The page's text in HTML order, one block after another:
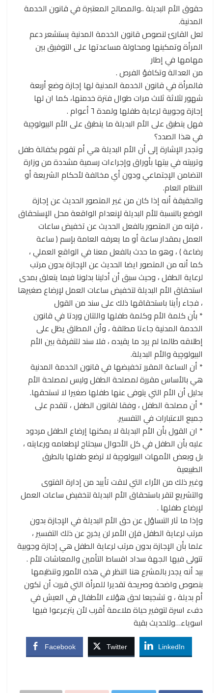
حقوق الأم البديلة ..والمصالح المعتبرة في قانون الخدمة
المدنية.
لعل القارئ لنصوص قانون الخدمة المدنية يستشعر دعم
المرأة وتمكينها ومحاولة مساعدتها على التوفيق بين
مهامها في إطار
من العدالة وتكافؤ الفرص .
فالمرأة في قانون الخدمة المدنية لها إجازة وضع أربعة
شهور لثلاثة ثلاث مرات طوال فترة خدمتها، كما ان لها
إجازة وجوبية لرعاية طفلها ولمدة ٦ أعوام .
فهل ينطبق على الأم البديلة ما ينطبق على الأم البيولوچية
في هذا الصدد؟
وتجدر الإشارة إلى أن الأم البديلة هي أم تقوم بكفالة طفل
وتربيته في بيتها بأوراق وإجراءات رسمية مشددة من وزارة
التضامن الإجتماعي ودون أي مخالفة لأحكام الشريعة أو
النظام العام.
والحقيقة أنه إذا كان من غير المتصور الحديث عن إجازة
الوضع بالنسبة للأم البديلة لإنعدام الواقعة محل الإستحقاق
، فإنه من المتصور بالفعل الحديث عن تخفيض ساعات
العمل بمقدار ساعة أو ما يعرفه العامة بإسم ( ساعة
رضاعة ) ، وهو ما حدث بالفعل معنا في الواقع العملي ،
كما أنه من المتصور ايضا الحديث عن الإجازة بدون مرتب
لرعاية الطفل ، وحيث سبق أن أدلينا بدلونا فيما يتعلق بمدى
استحقاق الأم البديلة لتخفيض ساعات العمل لإرضاع صغيرها
، فجاء رأينا باستحقاقها ذلك على سند من القول
* بأن كلمة الأم وكلمة طفلها واللتان وردتا في قانون
الخدمة المدنية جاءتا مطلقة ، وأن المطلق يظل على
إطلاقه طالما لم يرد ما يقيده ، فلا سند للتفرقة بين الأم
البيولوچية والأم البديلة.
* أن الساعة المقرر تخفيضها في قانون الخدمة المدنية
هي بالأساس مقررة لمصلحة الطفل وليس لمصلحة الأم
بدليل أن الأم التي يتوفى عنها طفلها صغيرا لا تستحقها.
* أن مصلحة الطفل ، وفقا لقانون الطفل ، تتقدم على
جميع الاعتبارات في التفسير.
* ان القول بأن الأم البديلة لا يمكنها إرضاع الطفل مردود
عليه بأن الطفل في كل الأحوال سيحتاج لإطعامه ورعايته ،
بل وبعض الأمهات البيولوچية لا ترضع طفلها بالطرق
الطبيعية
وغير ذلك من الأراء التي لاقت تأييد من إدارة الفتوى
والتشريع لتقر باستحقاق الأم البديلة لتخفيض ساعات العمل
لإرضاع طفلها .
وإذا ما ثار التساؤل عن حق الأم البديلة في الإجازة بدون
مرتب لرعاية الطفل فإن الأمر لن يخرج عن ذلك التفسير ،
علما بأن الإجازة بدون مرتب لرعاية الطفل هي إجازة وجوبية
تتولى فيها الجهة سداد اقساط التأمين والمعاشات للأم .
بيد أنه يجدر بالمشرع هنا النظر في هذه الأمور وتنظيمها
بنصوص واضحة وصريحة تقديرا للمرأة التي قررت أن تكون
أم بديلة ، و تشجيعا لحق هؤلاء الأطفال في العيش في
دفء اسرة لتوفير حياة ملاءمة أقرب لأن يترعرعوا فيها
اسوياء…وللحديث بقية
Facebook Twitter LinkedIn